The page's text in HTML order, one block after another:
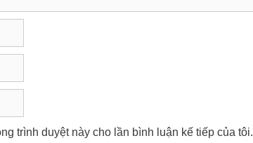
trình duyệt này cho lần bình luận kế tiếp của tôi.